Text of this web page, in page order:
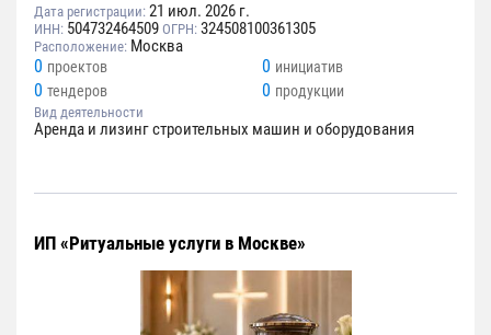
Дата регистрации: 21 июл. 2026 г.
ИНН: 504732464509 ОГРН: 324508100361305
Расположение: Москва
0 проектов 0 инициатив
0 тендеров 0 продукции
Вид деятельности
Аренда и лизинг строительных машин и оборудования
ИП «Ритуальные услуги в Москве»